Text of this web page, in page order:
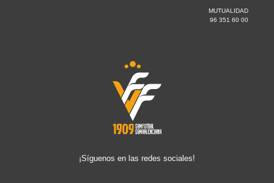
MUTUALIDAD
96 351 60 00
¡Síguenos en las redes sociales!